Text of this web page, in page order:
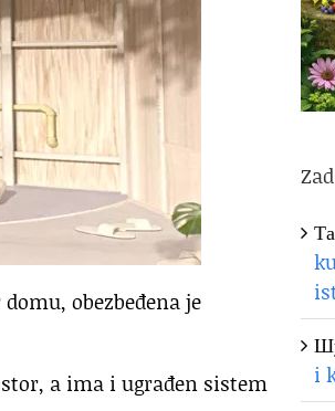
obezbeđena je
a ima i ugrađen sistem
i